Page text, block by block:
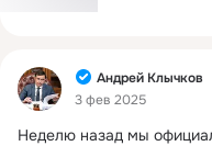
Фид
Андрей Клычков
3 фев 2025
Неделю назад мы